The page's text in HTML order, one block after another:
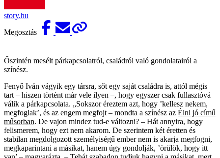
story.hu
Megosztás
Őszintén mesélt párkapcsolatról, családról való gondolatairól a
színész.
Fenyő Iván vágyik egy társra, sőt egy saját családra is, attól mégis
tart – hiszen történt már vele ilyen –, hogy egyszer csak fullasztóvá
válik a párkapcsolata. „Sokszor éreztem azt, hogy ’kellesz nekem,
megfoglak’, és az engem megfojt – mondta a színész az Élni jó című
műsorban. De vajon mindez tud-e változni? – Hát annyira, hogy
felismerem, hogy ezt nem akarom. De szerintem két éretten és
stabilan megdolgozott személyiségű ember nem is akarja megfogni,
megkaparintani a másikat, hanem úgy gondolják, ’örülök, hogy itt